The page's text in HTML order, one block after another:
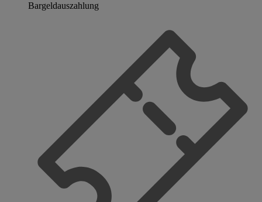
Bargeldauszahlung